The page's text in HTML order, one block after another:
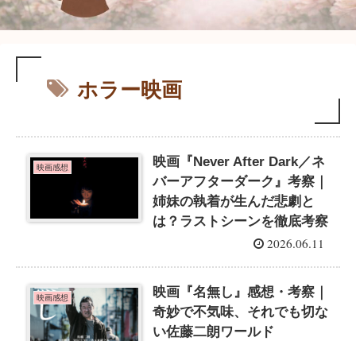
ホラー映画
映画感想
映画『Never After Dark／ネ
バーアフターダーク』考察｜
姉妹の執着が生んだ悲劇と
は？ラストシーンを徹底考察
2026.06.11
映画感想
映画『名無し』感想・考察｜
奇妙で不気味、それでも切な
い佐藤二朗ワールド